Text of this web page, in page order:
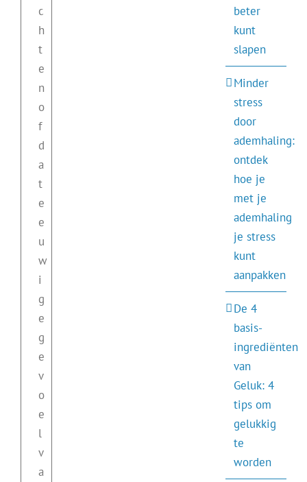
c
h
t
e
n
o
f
d
a
t
e
e
u
w
i
g
e
g
e
v
o
e
l
v
a
beter
kunt
slapen
Minder
stress
door
ademhaling:
ontdek
hoe je
met je
ademhaling
je stress
kunt
aanpakken
De 4
basis-
ingrediënten
van
Geluk: 4
tips om
gelukkig
te
worden